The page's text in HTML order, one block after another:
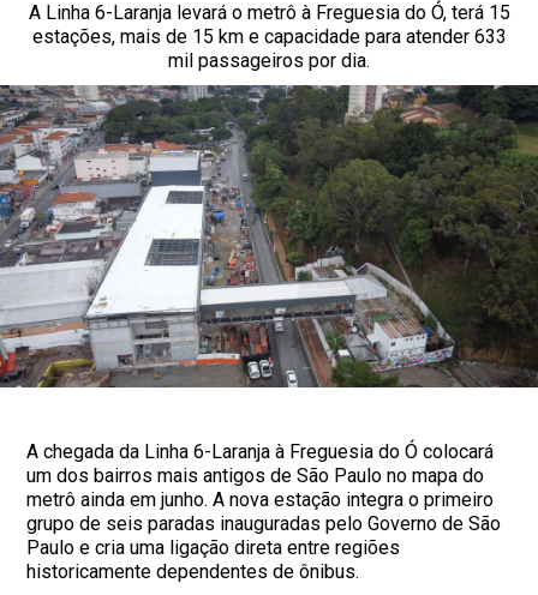
A Linha 6-Laranja levará o metrô à Freguesia do Ó, terá 15
estações, mais de 15 km e capacidade para atender 633
mil passageiros por dia.
A chegada da Linha 6-Laranja à Freguesia do Ó colocará
um dos bairros mais antigos de São Paulo no mapa do
metrô ainda em junho. A nova estação integra o primeiro
grupo de seis paradas inauguradas pelo Governo de São
Paulo e cria uma ligação direta entre regiões
historicamente dependentes de ônibus.